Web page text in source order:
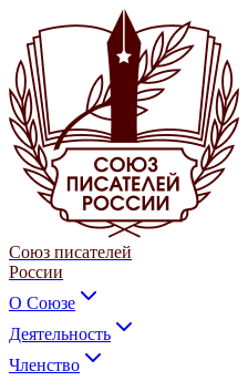
Союз писателей
России
О Союзе
Деятельность
Членство